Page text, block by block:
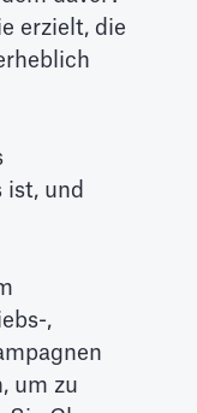
erzielt, die
ist, und
,
um zu